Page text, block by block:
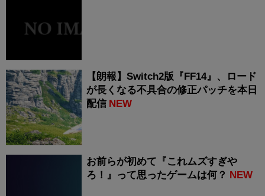
【朗報】Switch2版『FF14』、ロード
が長くなる不具合の修正パッチを本日
配信 NEW
お前らが初めて『これムズすぎや
ろ！』って思ったゲームは何？ NEW